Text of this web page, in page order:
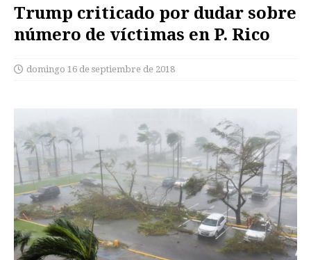
Trump criticado por dudar sobre
número de víctimas en P. Rico
domingo 16 de septiembre de 2018